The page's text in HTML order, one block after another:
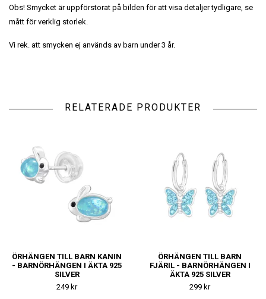
Obs! Smycket är uppförstorat på bilden för att visa detaljer tydligare, se
mått för verklig storlek.
Vi rek. att smycken ej används av barn under 3 år.
RELATERADE PRODUKTER
ÖRHÄNGEN TILL BARN KANIN
- BARNÖRHÄNGEN I ÄKTA 925
SILVER
249 kr
ÖRHÄNGEN TILL BARN
FJÄRIL - BARNÖRHÄNGEN I
ÄKTA 925 SILVER
299 kr